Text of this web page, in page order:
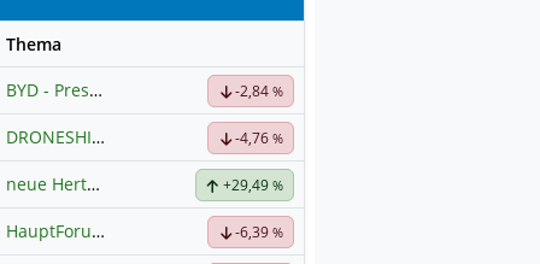
Thema
BYD - Presselinks -2,84%
DRONESHIELD LTD Hauptdiskussion
-4,76%
neue Hertz Aktie +29,49%
HauptForum SK HYNIC -6,39%